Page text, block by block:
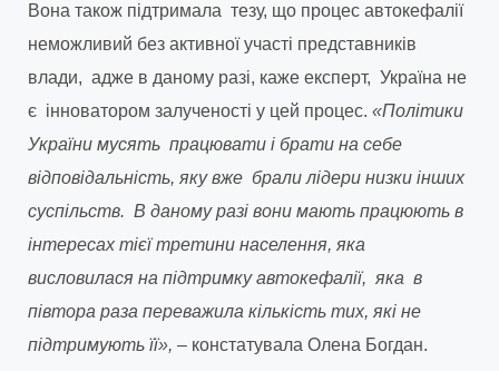
Вона також підтримала тезу, що процес автокефалії
неможливий без активної участі представників
влади, адже в даному разі, каже експерт, Україна не
є інноватором залученості у цей процес. «Політики
України мусять працювати і брати на себе
відповідальність, яку вже брали лідери низки інших
суспільств. В даному разі вони мають працюють в
інтересах тієї третини населення, яка
висловилася на підтримку автокефалії, яка в
півтора раза переважила кількість тих, які не
підтримують її», – констатувала Олена Богдан.